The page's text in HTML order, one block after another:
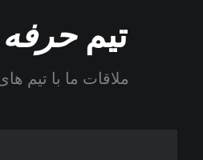
تیم
ملاقات ما با تیم